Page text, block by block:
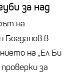
за над
на
Богданов в
на „Ел Би
за